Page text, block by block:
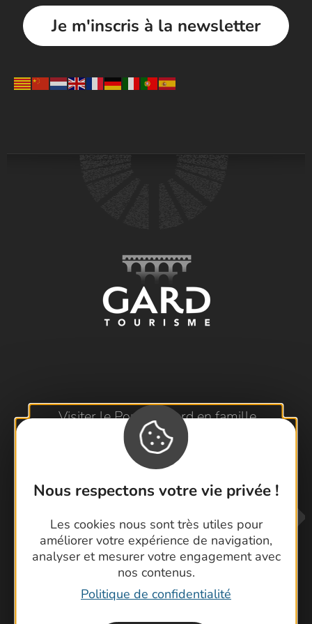
Nous respectons votre vie privée !
Les cookies nous sont très utiles pour
améliorer votre expérience de navigation,
analyser et mesurer votre engagement avec
nos contenus.
Politique de confidentialité
Je m'inscris à la newsletter
Visiter le Pont du Gard en famille
Les Arènes de Nîmes
Escapade en Camargue
Randonnée en Cévennes